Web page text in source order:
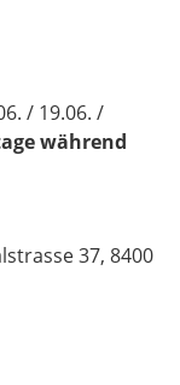
/ 19.06. /
während
37, 8400